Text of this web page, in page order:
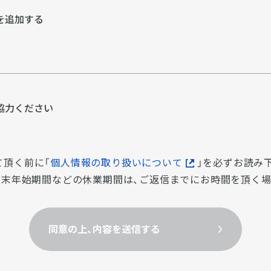
追加する
⼒ください
く前に「個人情報の取り扱いについて
」を必ずお読み
末年始期間などの休業期間は、ご返信までにお時間を頂く
同意の上、内容を送信する